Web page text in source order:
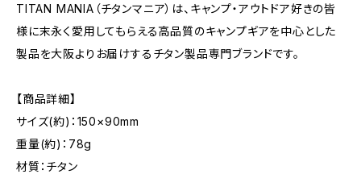
TITAN MANIA（チタンマニア）は、キャンプ・アウトドア好きの皆
様に末永く愛用してもらえる高品質のキャンプギアを中心とした
製品を大阪よりお届けするチタン製品専門ブランドです。
【商品詳細】
サイズ(約)：150×90mm
重量(約)：78g
材質：チタン